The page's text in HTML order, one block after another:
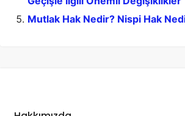
Mutlak Hak Nedir? Nispi Hak